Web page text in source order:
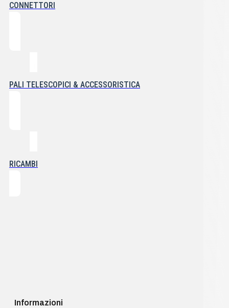
CONNETTORI
PALI TELESCOPICI & ACCESSORISTICA
RICAMBI
Informazioni